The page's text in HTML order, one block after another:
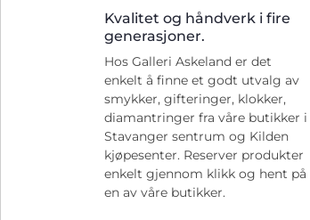
Kvalitet og håndverk i fire
generasjoner.
Hos Galleri Askeland er det
enkelt å finne et godt utvalg av
smykker, gifteringer, klokker,
diamantringer fra våre butikker i
Stavanger sentrum og Kilden
kjøpesenter. Reserver produkter
enkelt gjennom klikk og hent på
en av våre butikker.